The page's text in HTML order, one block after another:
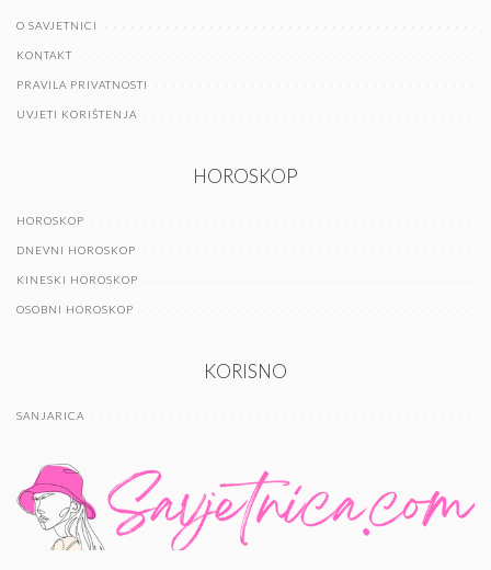
O SAVJETNICI
KONTAKT
PRAVILA PRIVATNOSTI
UVJETI KORIŠTENJA
HOROSKOP
HOROSKOP
DNEVNI HOROSKOP
KINESKI HOROSKOP
OSOBNI HOROSKOP
KORISNO
SANJARICA